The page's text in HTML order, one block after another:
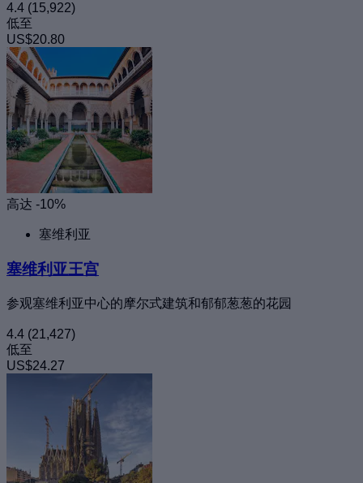
4.4 (15,922)
低至
US$20.80
高达 -10%
塞维利亚
塞维利亚王宫
参观塞维利亚中心的摩尔式建筑和郁郁葱葱的花园
4.4 (21,427)
低至
US$24.27